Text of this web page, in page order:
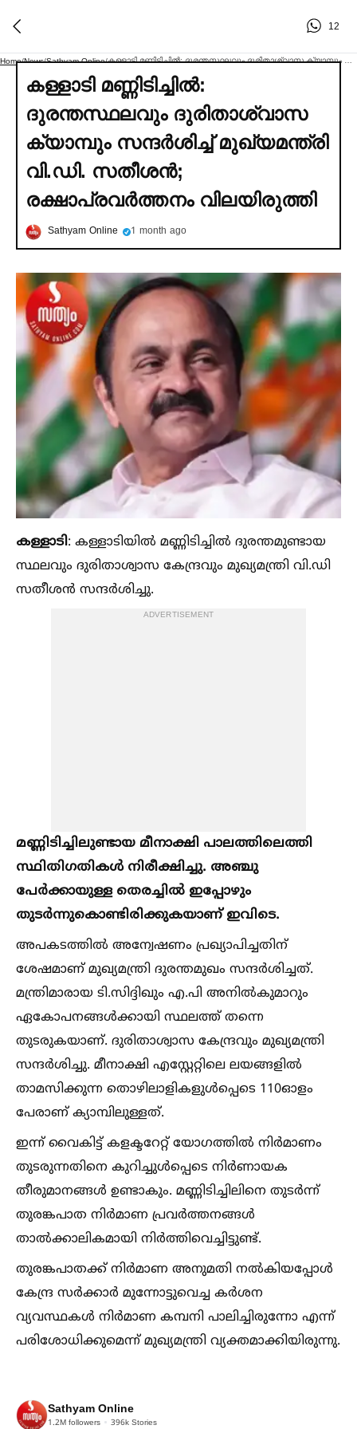
12
Home/News/Sathyam Online/
കള്ളാടി മണ്ണിടിച്ചില്‍:
ദുരന്തസ്ഥലവും ദുരിതാശ്വാസ
ക്യാമ്പും സന്ദര്‍ശിച്ച്‌ മുഖ്യമന്ത്രി
വി.ഡി. സതീശൻ;
രക്ഷാപ്രവര്‍ത്തനം വിലയിരുത്തി
Sathyam Online 1 month ago
കള്ളാടി: കള്ളാടിയില്‍ മണ്ണിടിച്ചില്‍ ദുരന്തമുണ്ടായ
സ്ഥലവും ദുരിതാശ്വാസ കേന്ദ്രവും മുഖ്യമന്ത്രി വി.ഡി
സതീശൻ സന്ദർശിച്ചു.
ADVERTISEMENT
മണ്ണിടിച്ചിലുണ്ടായ മീനാക്ഷി പാലത്തിലെത്തി
സ്ഥിതിഗതികള്‍ നിരീക്ഷിച്ചു. അഞ്ചു
പേർക്കായുള്ള തെരച്ചില്‍ ഇപ്പോഴും
തുടർന്നുകൊണ്ടിരിക്കുകയാണ് ഇവിടെ.
അപകടത്തില്‍ അന്വേഷണം പ്രഖ്യാപിച്ചതിന്
ശേഷമാണ് മുഖ്യമന്ത്രി ദുരന്തമുഖം സന്ദർശിച്ചത്.
മന്ത്രിമാരായ ടി.സിദ്ദിഖും എ.പി അനില്‍കുമാറും
ഏകോപനങ്ങള്‍ക്കായി സ്ഥലത്ത് തന്നെ
തുടരുകയാണ്. ദുരിതാശ്വാസ കേന്ദ്രവും മുഖ്യമന്ത്രി
സന്ദർശിച്ചു. മീനാക്ഷി എസ്റ്റേറ്റിലെ ലയങ്ങളില്‍
താമസിക്കുന്ന തൊഴിലാളികളുള്‍പ്പെടെ 110ഓളം
പേരാണ് ക്യാമ്പിലുള്ളത്.
ഇന്ന് വൈകിട്ട് കളക്ടറേറ്റ് യോഗത്തില്‍ നിർമാണം
തുടരുന്നതിനെ കുറിച്ചുള്‍പ്പെടെ നിർണായക
തീരുമാനങ്ങള്‍ ഉണ്ടാകും. മണ്ണിടിച്ചിലിനെ തുടർന്ന്
തുരങ്കപാത നിർമാണ പ്രവർത്തനങ്ങള്‍
താല്‍ക്കാലികമായി നിർത്തിവെച്ചിട്ടുണ്ട്.
തുരങ്കപാതക്ക് നിർമാണ അനുമതി നല്‍കിയപ്പോള്‍
കേന്ദ്ര സർക്കാർ മുന്നോട്ടുവെച്ച കർശന
വ്യവസ്ഥകള്‍ നിർമാണ കമ്പനി പാലിച്ചിരുന്നോ എന്ന്
പരിശോധിക്കുമെന്ന് മുഖ്യമന്ത്രി വ്യക്തമാക്കിയിരുന്നു.
Sathyam Online
1.2M followers 396k Stories